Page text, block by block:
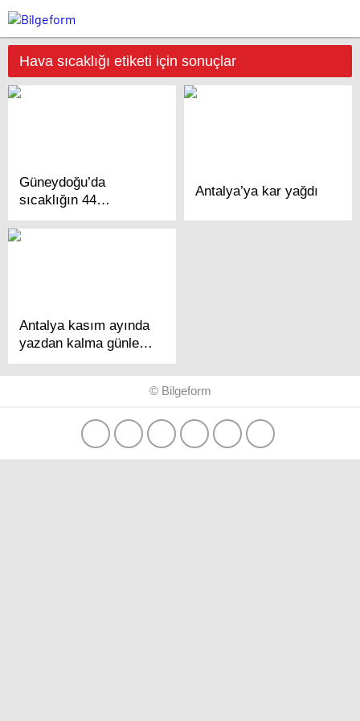
Hava sıcaklığı etiketi için sonuçlar
Güneydoğu’da
sıcaklığın 44
dereceye kadar
çıkması bekleniyor
Antalya’ya kar yağdı
Antalya kasım ayında
yazdan kalma günler
yaşıyor
© Bilgeform